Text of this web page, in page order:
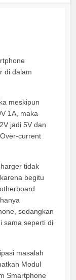
di dalam
meskipun
1A, maka
jadi 5V dan
current
tidak
begitu
sedangkan
sama seperti di
masalah
Modul
Smartphone